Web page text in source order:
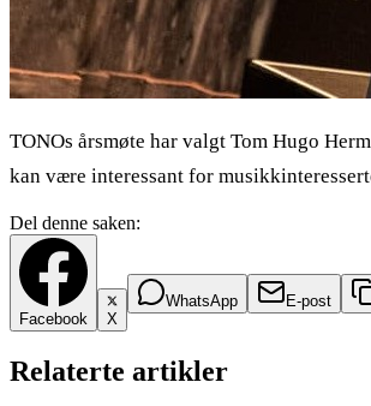
TONOs årsmøte har valgt Tom Hugo
kan være interessant for
Del denne saken:
Facebook X
WhatsApp E-post
Relaterte artikler